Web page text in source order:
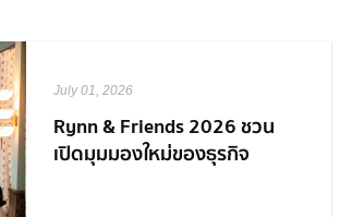
July 01, 2026
Rynn & Friends 2026 ชวน
เปิดมุมมองใหม่ของธุรกิจ